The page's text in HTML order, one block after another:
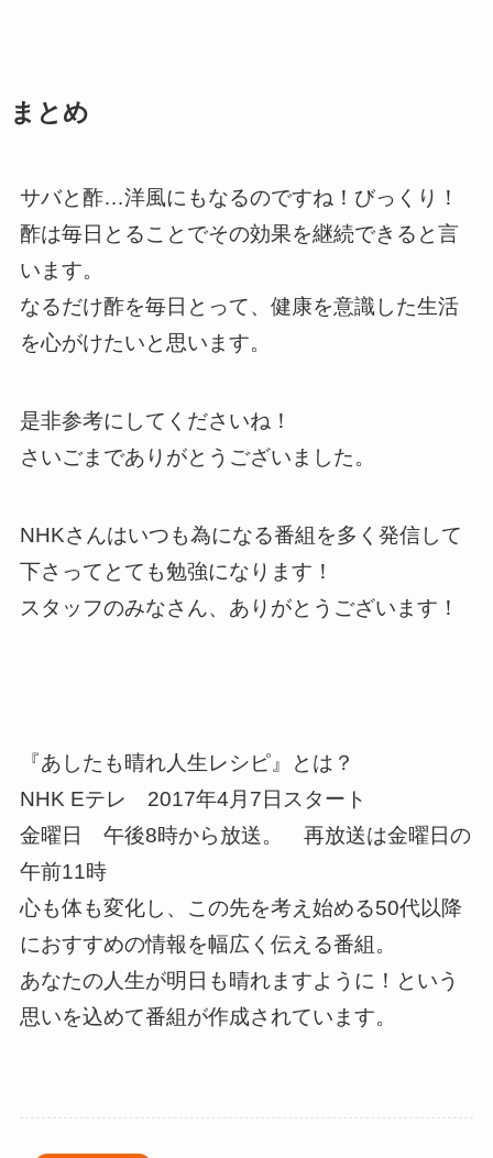
まとめ
サバと酢…洋風にもなるのですね！びっくり！
酢は毎日とることでその効果を継続できると言
います。
なるだけ酢を毎日とって、健康を意識した生活
を心がけたいと思います。
是非参考にしてくださいね！
さいごまでありがとうございました。
NHKさんはいつも為になる番組を多く発信して
下さってとても勉強になります！
スタッフのみなさん、ありがとうございます！
『あしたも晴れ人生レシピ』とは？
NHK Eテレ 2017年4月7日スタート
金曜日 午後8時から放送。 再放送は金曜日の
午前11時
心も体も変化し、この先を考え始める50代以降
におすすめの情報を幅広く伝える番組。
あなたの人生が明日も晴れますように！という
思いを込めて番組が作成されています。